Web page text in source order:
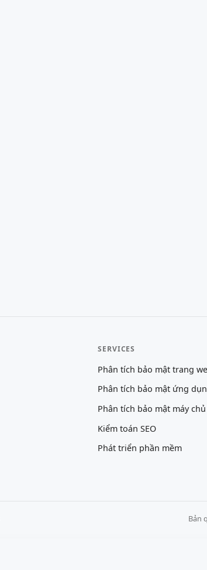
SERVICES
Phân tích bảo mật trang
Phân tích bảo mật ứng
Phân tích bảo mật máy chủ
Kiểm toán SEO
Phát triển phần mềm
Bản